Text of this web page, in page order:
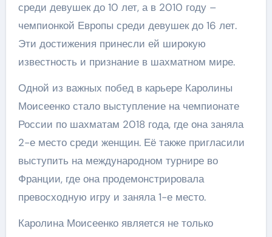
среди девушек до 10 лет, а в 2010 году –
чемпионкой Европы среди девушек до 16 лет.
Эти достижения принесли ей широкую
известность и признание в шахматном мире.
Одной из важных побед в карьере Каролины
Моисеенко стало выступление на чемпионате
России по шахматам 2018 года, где она заняла
2-е место среди женщин. Её также пригласили
выступить на международном турнире во
Франции, где она продемонстрировала
превосходную игру и заняла 1-е место.
Каролина Моисеенко является не только